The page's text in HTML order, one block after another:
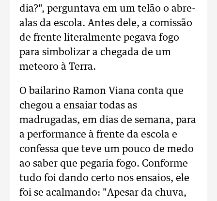
dia?", perguntava em um telão o abre-
alas da escola. Antes dele, a comissão
de frente literalmente pegava fogo
para simbolizar a chegada de um
meteoro à Terra.
O bailarino Ramon Viana conta que
chegou a ensaiar todas as
madrugadas, em dias de semana, para
a performance à frente da escola e
confessa que teve um pouco de medo
ao saber que pegaria fogo. Conforme
tudo foi dando certo nos ensaios, ele
foi se acalmando: "Apesar da chuva,